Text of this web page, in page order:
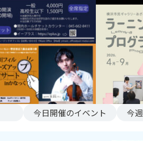
今日開催のイベント 今週